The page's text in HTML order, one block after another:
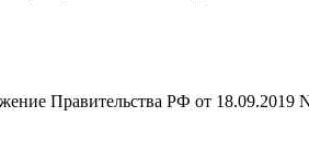
Правительства РФ от 18.09.2019